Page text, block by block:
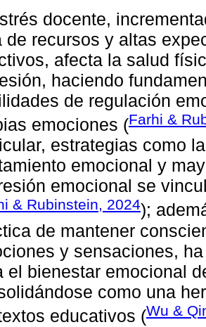
docente,
de recursos y altas
afecta la salud
haciendo
de regulación
emociones (Farhi &
estrategias como
emocional y
emocional se
& Rubinstein, 2024);
de mantener
y sensaciones,
el bienestar emocional
como una
educativos (Wu &